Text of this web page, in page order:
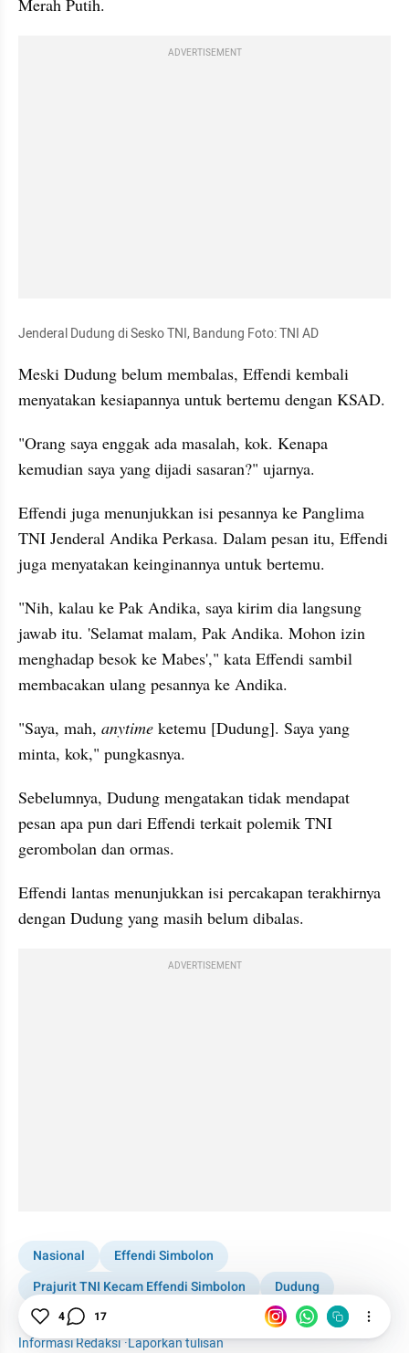
ADVERTISEMENT
Jenderal Dudung di Sesko TNI, Bandung Foto: TNI AD
Meski Dudung belum membalas, Effendi kembali
menyatakan kesiapannya untuk bertemu dengan KSAD.
"Orang saya enggak ada masalah, kok. Kenapa
kemudian saya yang dijadi sasaran?" ujarnya.
Effendi juga menunjukkan isi pesannya ke Panglima
TNI Jenderal Andika Perkasa. Dalam pesan itu, Effendi
juga menyatakan keinginannya untuk bertemu.
"Nih, kalau ke Pak Andika, saya kirim dia langsung
jawab itu. 'Selamat malam, Pak Andika. Mohon izin
menghadap besok ke Mabes'," kata Effendi sambil
membacakan ulang pesannya ke Andika.
"Saya, mah, anytime ketemu [Dudung]. Saya yang
minta, kok," pungkasnya.
Sebelumnya, Dudung mengatakan tidak mendapat
pesan apa pun dari Effendi terkait polemik TNI
gerombolan dan ormas.
Effendi lantas menunjukkan isi percakapan terakhirnya
dengan Dudung yang masih belum dibalas.
ADVERTISEMENT
Nasional
Effendi Simbolon
Prajurit TNI Kecam Effendi Simbolon
Dudung
News
Informasi Redaksi·Laporkan tulisan
4 17